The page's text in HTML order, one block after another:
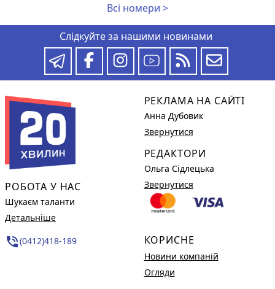
Всі номери >
Слідкуйте за нашими новинами
РОБОТА У НАС
Шукаєм таланти
Детальніше
phone_in_talk(0412)418-189
РЕКЛАМА НА САЙТІ
Анна Дубовик
Звернутися
РЕДАКТОРИ
Ольга Сідлецька
Звернутися
КОРИСНЕ
Новини компаній
Огляди